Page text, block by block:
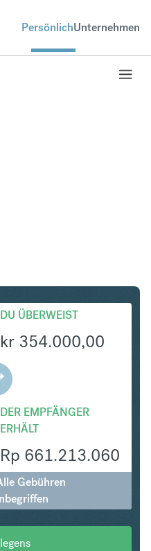
PersönlichUnternehmen
DU ÜBERWEIST
kr 354.000,00
DER EMPFÄNGER
ERHÄLT
Rp 661.213.060
Gebühren